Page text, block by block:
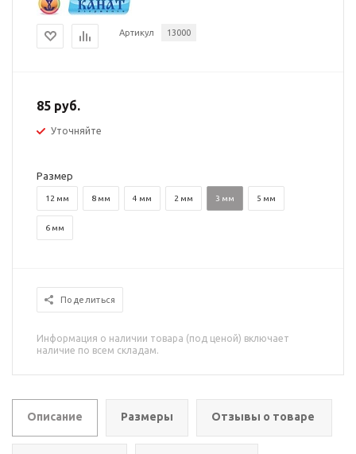
Артикул 13000
85 руб.
Уточняйте
Размер
12 мм 8 мм 4 мм 2 мм 3 мм 5 мм
6 мм
Поделиться
Информация о наличии товара (под ценой) включает
наличие по всем складам.
Описание Размеры Отзывы о товаре